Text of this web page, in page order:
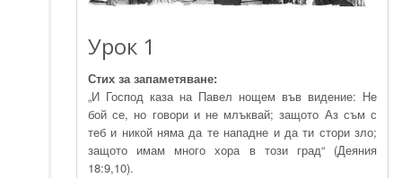
Урок 1
Стих за запаметяване:
„И Господ каза на Павел нощем във видение: Не
бой се, но говори и не млъквай; защото Аз съм с
теб и никой няма да те нападне и да ти стори зло;
защото имам много хора в този град“ (Деяния
18:9,10).